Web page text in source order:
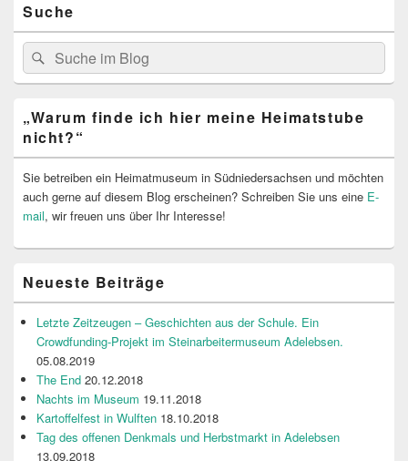
Seitenleisten
Widget-
Bereich
Suche
Search
for:
Suche
„Warum finde ich hier meine Heimatstube
nicht?“
Sie betreiben ein Heimatmuseum in Südniedersachsen und möchten
auch gerne auf diesem Blog erscheinen? Schreiben Sie uns eine E-
mail, wir freuen uns über Ihr Interesse!
Neueste Beiträge
Letzte Zeitzeugen – Geschichten aus der Schule. Ein
Crowdfunding-Projekt im Steinarbeitermuseum Adelebsen.
05.08.2019
The End 20.12.2018
Nachts im Museum 19.11.2018
Kartoffelfest in Wulften 18.10.2018
Tag des offenen Denkmals und Herbstmarkt in Adelebsen
13.09.2018